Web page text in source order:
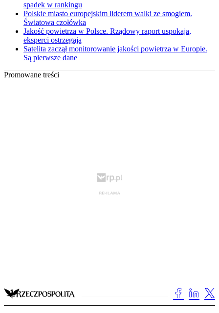
spadek w rankingu
Polskie miasto europejskim liderem walki ze smogiem.
Światowa czołówka
Jakość powietrza w Polsce. Rządowy raport uspokaja,
eksperci ostrzegają
Satelita zaczął monitorowanie jakości powietrza w Europie.
Są pierwsze dane
Promowane treści